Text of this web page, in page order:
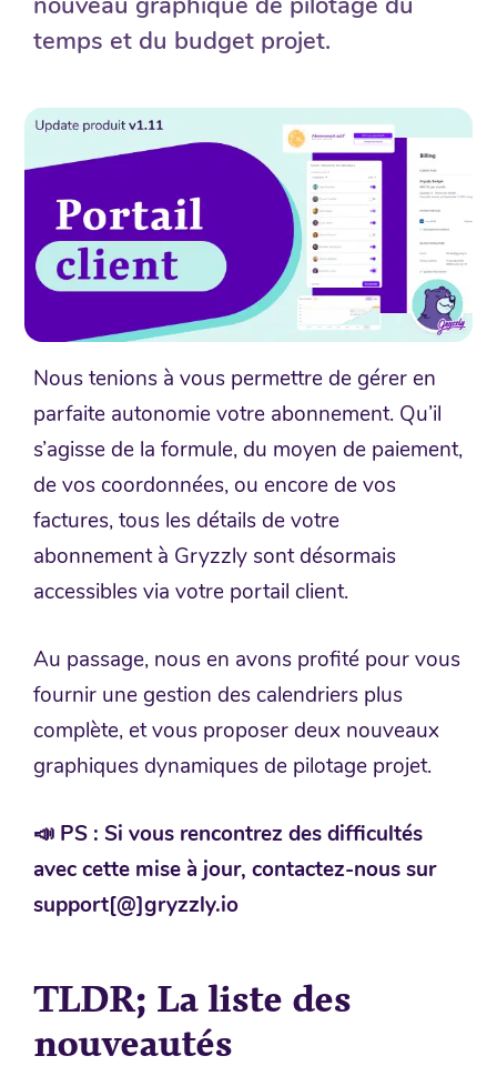
temps et du budget projet.
Nous tenions à vous permettre de gérer en
parfaite autonomie votre abonnement. Qu’il
s’agisse de la formule, du moyen de paiement,
de vos coordonnées, ou encore de vos
factures, tous les détails de votre
abonnement à Gryzzly sont désormais
accessibles via votre portail client.
Au passage, nous en avons profité pour vous
fournir une gestion des calendriers plus
complète, et vous proposer deux nouveaux
graphiques dynamiques de pilotage projet.
📣 PS : Si vous rencontrez des difficultés
avec cette mise à jour, contactez-nous sur
support[@]gryzzly.io
TLDR; La liste des
nouveautés